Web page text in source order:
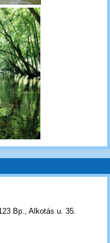
Bp., Alkotás u. 35.